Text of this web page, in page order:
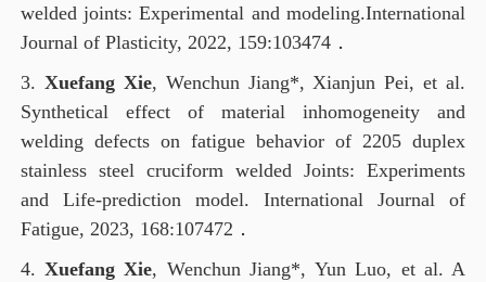
welded joints: Experimental and modeling.International
Journal of Plasticity, 2022, 159:103474．
3. Xuefang Xie, Wenchun Jiang*,Xianjun Pei, et al.
Synthetical effect of material inhomogeneity and
welding defects on fatigue behavior of 2205 duplex
stainless steel cruciform welded Joints: Experiments
and Life-prediction model. International Journal of
Fatigue, 2023, 168:107472 ．
4.Xuefang Xie, Wenchun Jiang*, Yun Luo, et al. A